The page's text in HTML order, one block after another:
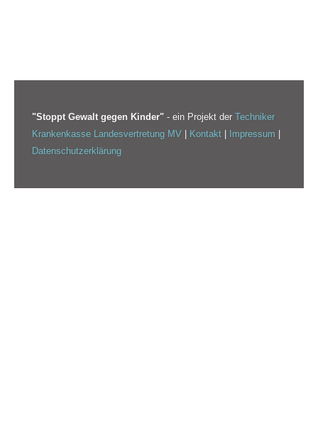
"Stoppt Gewalt gegen Kinder" - ein Projekt der Techniker
Krankenkasse Landesvertretung MV
Kontakt Impressum
Datenschutzerklärung